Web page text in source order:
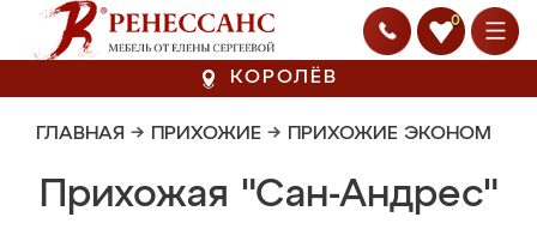
0
КОРОЛЁВ
ГЛАВНАЯ → ПРИХОЖИЕ → ПРИХОЖИЕ ЭКОНОМ
Прихожая "Сан-Андрес"